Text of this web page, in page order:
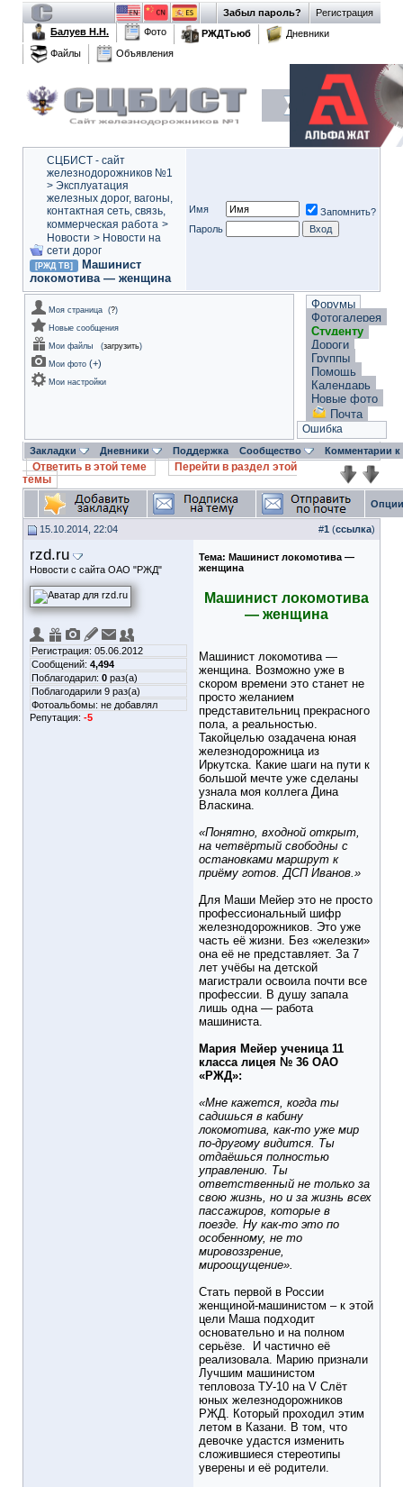
Регистрация
Забыл пароль?
Балуев Н.Н.
Фото РЖДТьюб
Дневники
Файлы
Объявления
СЦБИСТ - сайт
железнодорожников №1
> Эксплуатация
железных дорог, вагоны,
контактная сеть, связь,
коммерческая работа >
Новости > Новости на
сети дорог
[РЖД ТВ]
Машинист
локомотива — женщина
Имя
Запомнить?
Пароль
Моя страница (?)
Новые сообщения
Мои файлы
(загрузить)
Мои фото (+)
Мои настройки
Форумы
Фотогалерея
Студенту
Дороги
Группы
Помощь
Календарь
Новые фото
Почта
Ошибка
Закладки Дневники Поддержка Сообщество Комментарии
Ответить в этой теме
Перейти в раздел этой
темы
15.10.2014, 22:04 #1 (ссылка)
rzd.ru
Новости с сайта ОАО "РЖД"
Регистрация: 05.06.2012
Сообщений: 4,494
Поблагодарил: 0 раз(а)
Поблагодарили 9 раз(а)
Фотоальбомы: не добавлял
Репутация: -5
Тема: Машинист локомотива —
женщина
Машинист локомотива
— женщина
Машинист локомотива —
женщина. Возможно уже в
скором времени это станет не
просто желанием
представительниц прекрасного
пола, а реальностью.
Такойцелью озадачена юная
железнодорожница из
Иркутска. Какие шаги на пути к
большой мечте уже сделаны
узнала моя коллега Дина
Власкина.
«Понятно, входной открыт,
на четвёртый свободны с
остановками маршрут к
приёму готов. ДСП Иванов.»
Для Маши Мейер это не просто
профессиональный шифр
железнодорожников. Это уже
часть её жизни. Без «железки»
она её не представляет. За 7
лет учёбы на детской
магистрали освоила почти все
профессии. В душу запала
лишь одна — работа
машиниста.
Мария Мейер ученица 11
класса лицея № 36 ОАО
«РЖД»:
«Мне кажется, когда ты
садишься в кабину
локомотива, как-то уже мир
по-другому видится. Ты
отдаёшься полностью
управлению. Ты
ответственный не только за
свою жизнь, но и за жизнь всех
пассажиров, которые в
поезде. Ну как-то это по
особенному, не то
мировоззрение,
мироощущение».
Стать первой в России
женщиной-машинистом – к этой
цели Маша подходит
основательно и на полном
серьёзе. И частично её
реализовала. Марию признали
Лучшим машинистом
тепловоза ТУ-10 на V Слёт
юных железнодорожников
РЖД. Который проходил этим
летом в Казани. В том, что
девочке удастся изменить
сложившиеся стереотипы
уверены и её родители.